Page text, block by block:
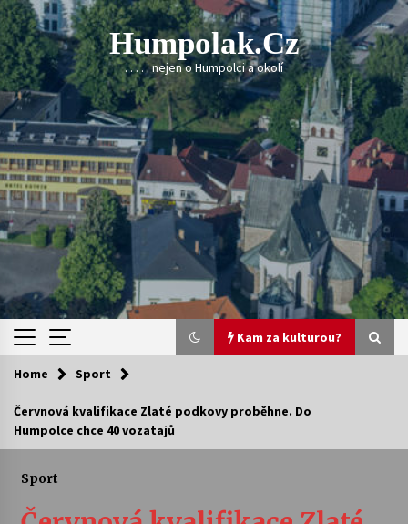
Skip
to
content
Humpolak.cz
. . . . . nejen o Humpolci a okolí
Kam za kulturou?
Kam za kulturou?
Letní koncerty ve Stromovce: Ars Camerata a
Home Sport
Červnová kvalifikace Zlaté podkovy proběhne. Do
Humpolce chce 40 vozatajů
Sport